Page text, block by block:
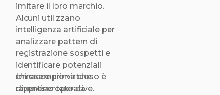
imitare il loro marchio.
Alcuni utilizzano
intelligenza artificiale per
analizzare pattern di
registrazione sospetti e
identificare potenziali
minacce prima che
diventino operative.
Un esempio virtuoso è
rappresentato da